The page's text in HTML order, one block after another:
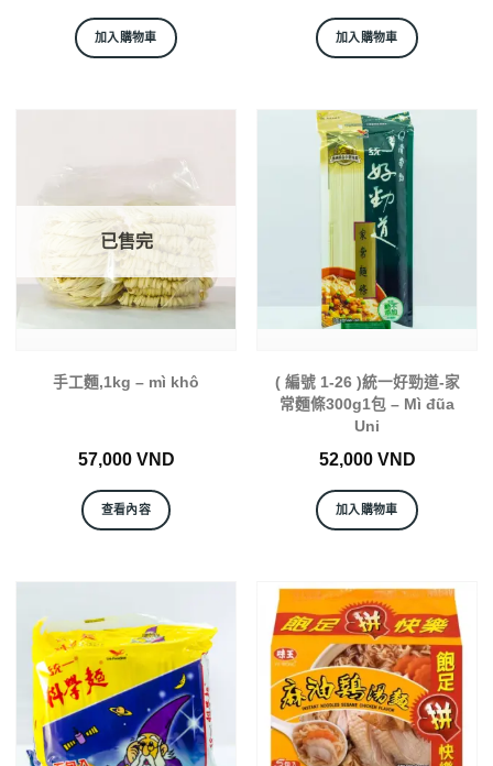
加入購物車 加入購物車
已售完
手工麵,1kg – mì khô
57,000 VND
查看內容
( 編號 1-26 )統一好勁道-家
常麵條300g1包 – Mì đũa
Uni
52,000 VND
加入購物車